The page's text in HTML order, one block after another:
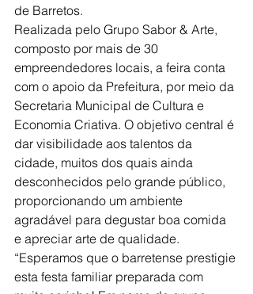
de Barretos.
Realizada pelo Grupo Sabor & Arte,
composto por mais de 30
empreendedores locais, a feira conta
com o apoio da Prefeitura, por meio da
Secretaria Municipal de Cultura e
Economia Criativa. O objetivo central é
dar visibilidade aos talentos da
cidade, muitos dos quais ainda
desconhecidos pelo grande público,
proporcionando um ambiente
agradável para degustar boa comida
e apreciar arte de qualidade.
“Esperamos que o barretense prestigie
esta festa familiar preparada com